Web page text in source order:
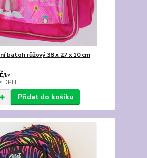
batoh růžový 38 x 27 x 10 cm
/ks
DPH
Přidat do košíku